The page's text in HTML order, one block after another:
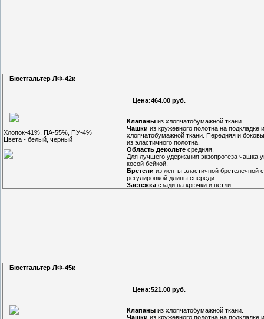
Бюстгальтер ЛФ-42к
Хлопок-41%, ПА-55%, ПУ-4%
Цвета - белый, черный
Цена:464.00 руб.
Клапаны из хлопчатобумажной ткани.
Чашки из кружевного полотна на подкладке
хлопчатобумажной ткани. Передняя и
из эластичного полотна.
Область декольте средняя.
Для лучшего удержания экзопротеза чашка
косой бейкой.
Бретели из ленты эластичной бретелечной с
регулировкой длины спереди.
Застежка сзади на крючки и петли.
Бюстгальтер ЛФ-45к
Цена:521.00 руб.
Клапаны из хлопчатобумажной ткани.
Чашки из кружевного полотна на подкладке